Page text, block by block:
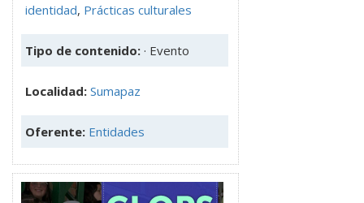
identidad, Prácticas culturales
Tipo de contenido: · Evento
Localidad: Sumapaz
Oferente: Entidades